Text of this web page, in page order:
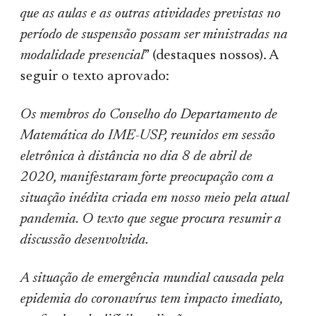
que as aulas e as outras atividades previstas no
período de suspensão possam ser ministradas na
modalidade presencial” (destaques nossos). A
seguir o texto aprovado:
Os membros do Conselho do Departamento de
Matemática do IME-USP, reunidos em sessão
eletrônica à distância no dia 8 de abril de
2020, manifestaram forte preocupação com a
situação inédita criada em nosso meio pela atual
pandemia. O texto que segue procura resumir a
discussão desenvolvida.
A situação de emergência mundial causada pela
epidemia do coronavírus tem impacto imediato,